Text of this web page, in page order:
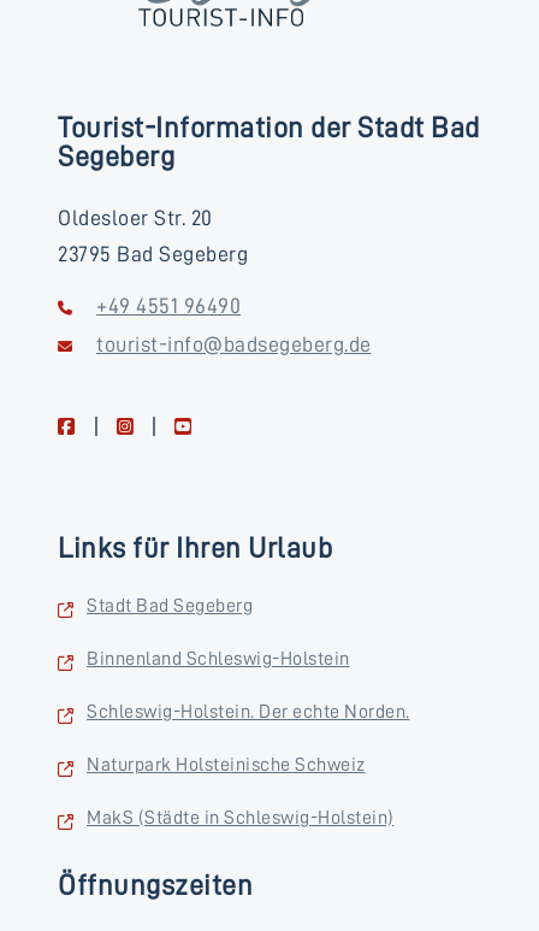
Tourist-Information der Stadt Bad
Segeberg
Oldesloer Str. 20
23795 Bad Segeberg
+49 4551 96490
tourist-info@badsegeberg.de
facebookinstagramyoutube
Links für Ihren Urlaub
Stadt Bad Segeberg
Binnenland Schleswig-Holstein
Schleswig-Holstein. Der echte Norden.
Naturpark Holsteinische Schweiz
MakS (Städte in Schleswig-Holstein)
Öffnungszeiten